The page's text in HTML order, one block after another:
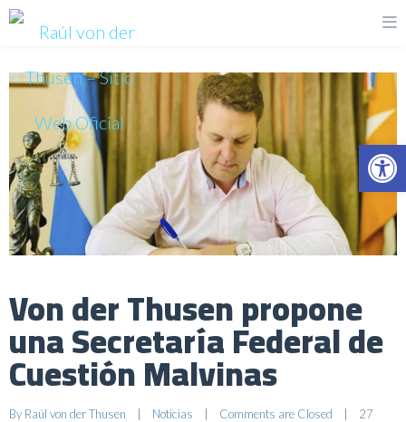
Von der Thusen propone
una Secretaría Federal de
Cuestión Malvinas
By Raúl von der Thusen | Noticias | Comments are Closed |
27